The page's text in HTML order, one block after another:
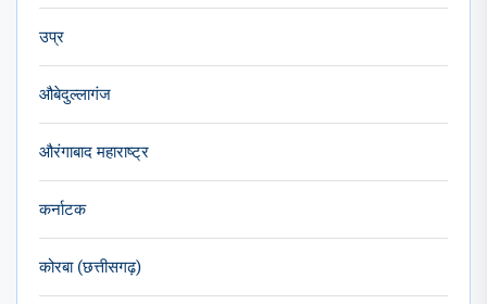
उप्र
औबेदुल्लागंज
औरंगाबाद महाराष्ट्र
कर्नाटक
कोरबा (छत्तीसगढ़)